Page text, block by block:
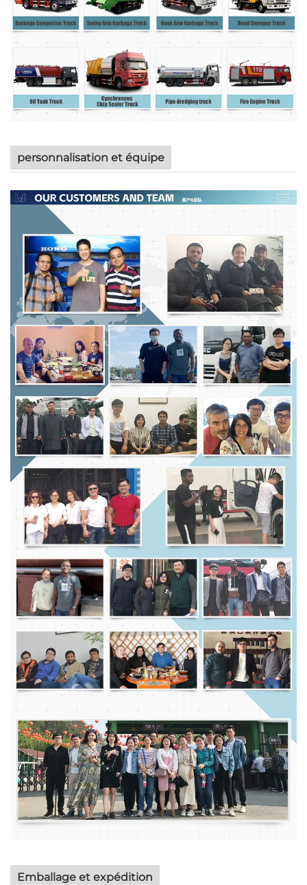
personnalisation et équipe
Emballage et expédition